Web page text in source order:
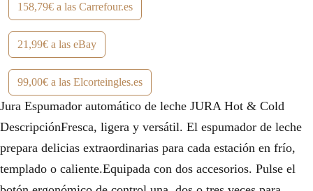
158,79€ a las Carrefour.es
21,99€ a las eBay
99,00€ a las Elcorteingles.es
Jura Espumador automático de leche JURA Hot & Cold
DescripciónFresca, ligera y versátil. El espumador de leche
prepara delicias extraordinarias para cada estación en frío,
templado o caliente.Equipada con dos accesorios. Pulse el